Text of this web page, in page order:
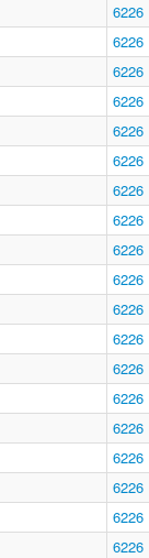
6226
6226
6226
6226
6226
6226
6226
6226
6226
6226
6226
6226
6226
6226
6226
6226
6226
6226
6226